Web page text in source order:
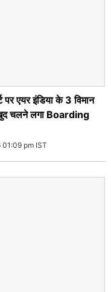
एयर इंडिया के 3 विमान
चलने लगा Boarding
pm IST